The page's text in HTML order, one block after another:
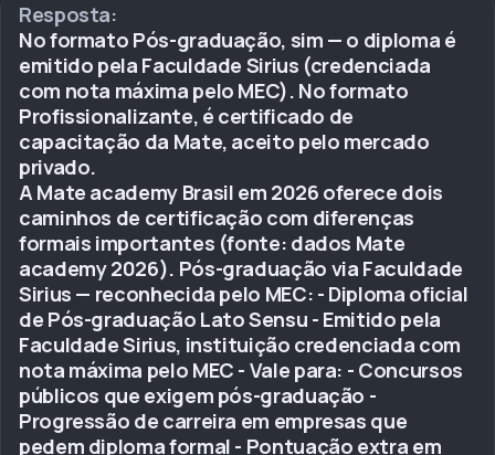
Resposta:
No formato Pós-graduação, sim — o diploma é
emitido pela Faculdade Sirius (credenciada
com nota máxima pelo MEC). No formato
Profissionalizante, é certificado de
capacitação da Mate, aceito pelo mercado
privado.
A Mate academy Brasil em 2026 oferece dois
caminhos de certificação com diferenças
formais importantes (fonte: dados Mate
academy 2026). Pós-graduação via Faculdade
Sirius — reconhecida pelo MEC: - Diploma oficial
de Pós-graduação Lato Sensu - Emitido pela
Faculdade Sirius, instituição credenciada com
nota máxima pelo MEC - Vale para: - Concursos
públicos que exigem pós-graduação -
Progressão de carreira em empresas que
pedem diploma formal - Pontuação extra em